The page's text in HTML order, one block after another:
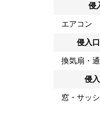
侵
エアコン
侵入
換気扇・
侵
窓・サッシ